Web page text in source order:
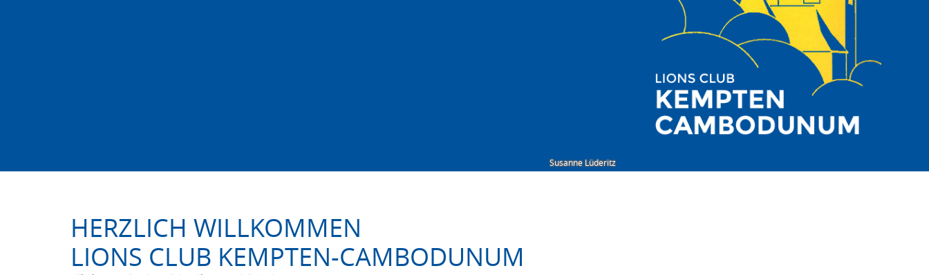
Susanne Lüderitz
HERZLICH WILLKOMMEN
LIONS CLUB KEMPTEN-CAMBODUNUM